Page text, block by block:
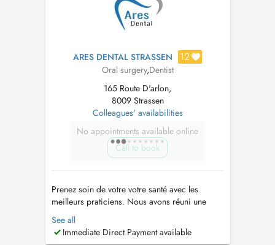
ARES DENTAL STRASSEN 12
Oral surgery,Dentist
165 Route D'arlon,
8009 Strassen
Colleagues' availabilities
No appointments available online
Call to book
Prenez soin de votre votre santé avec les
meilleurs praticiens. Nous avons réuni une
équipe de dentistes généraliste et spécialiste
pour prendre soin de vous rapidement et
efficacement. Lorsque vous avez un problème
See all
Immediate Direct Payment available